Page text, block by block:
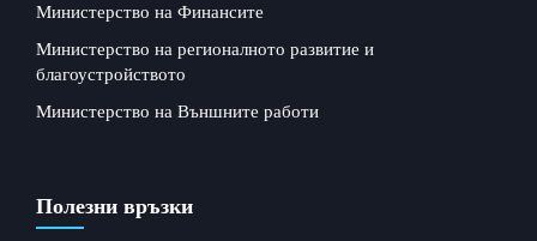
Министерство на Финансите
Министерство на регионалното развитие и
благоустройството
Министерство на Външните работи
Полезни връзки